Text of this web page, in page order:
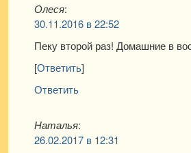
Олеся:
30.11.2016 в 22:52
Пеку второй раз! Домашние в
[Ответить]
Ответить
Наталья:
26.02.2017 в 12:31